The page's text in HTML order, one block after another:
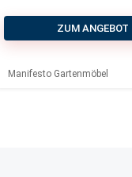
ZUM ANGEBOT
Manifesto Gartenmöbel